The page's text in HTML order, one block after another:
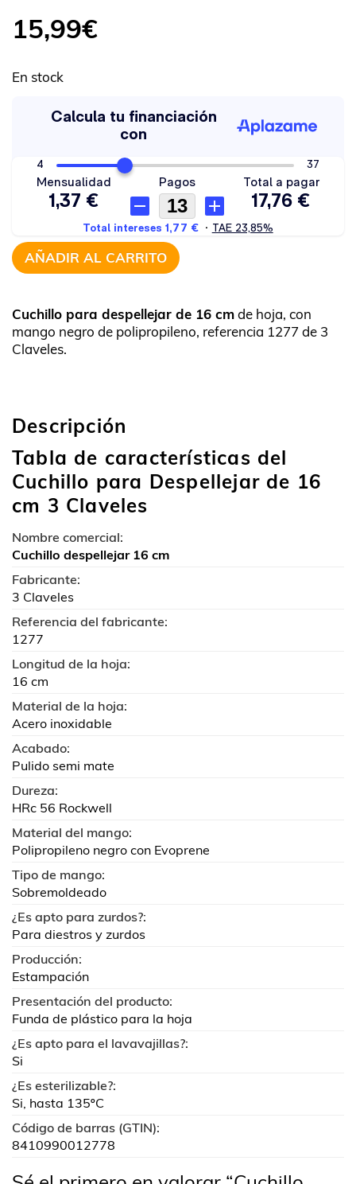
15,99€
En stock
AÑADIR AL CARRITO
Cuchillo para despellejar de 16 cmde hoja, con
mango negro de polipropileno, referencia 1277 de 3
Claveles.
Descripción
Tabla de características del
Cuchillo para Despellejar de 16
cm 3 Claveles
Nombre comercial:
Cuchillo despellejar 16 cm
Fabricante:
3 Claveles
Referencia del fabricante:
1277
Longitud de la hoja:
16 cm
Material de la hoja:
Acero inoxidable
Acabado:
Pulido semi mate
Dureza:
HRc 56 Rockwell
Material del mango:
Polipropileno negro con Evoprene
Tipo de mango:
Sobremoldeado
¿Es apto para zurdos?:
Para diestros y zurdos
Producción:
Estampación
Presentación del producto:
Funda de plástico para la hoja
¿Es apto para el lavavajillas?:
Si
¿Es esterilizable?:
Si, hasta 135ºC
Código de barras (GTIN):
8410990012778